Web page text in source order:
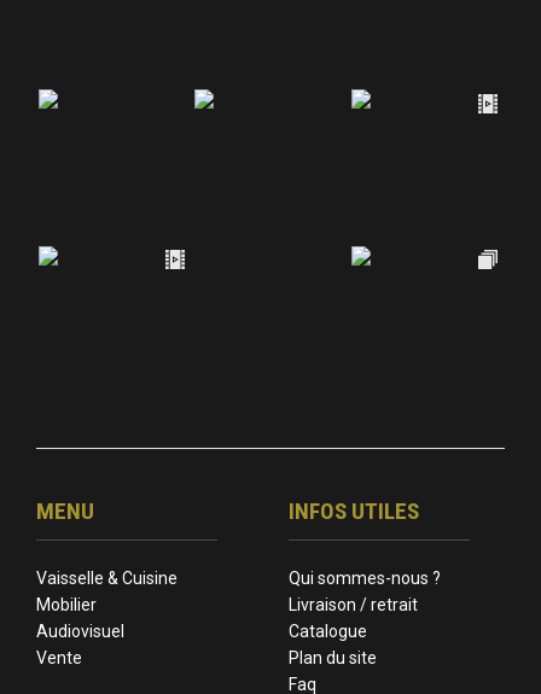
MENU
Vaisselle & Cuisine
Mobilier
Audiovisuel
Vente
INFOS UTILES
Qui sommes-nous ?
Livraison / retrait
Catalogue
Plan du site
Faq